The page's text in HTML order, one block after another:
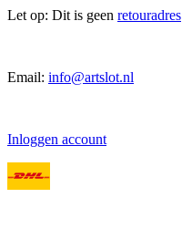
Let op: Dit is geen retouradres
Email: info@artslot.nl
Inloggen account